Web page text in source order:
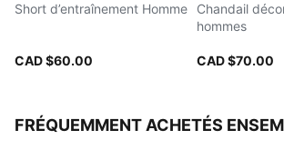
Short d’entraînement Homme
CAD $60.00
Chandail
hommes
CAD $70.00
FRÉQUEMMENT ACHETÉS